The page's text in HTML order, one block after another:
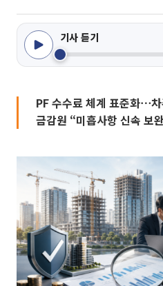
기사 듣기
PF 수수료 체계 표준화⋯
금감원 “미흡사항 신속 보